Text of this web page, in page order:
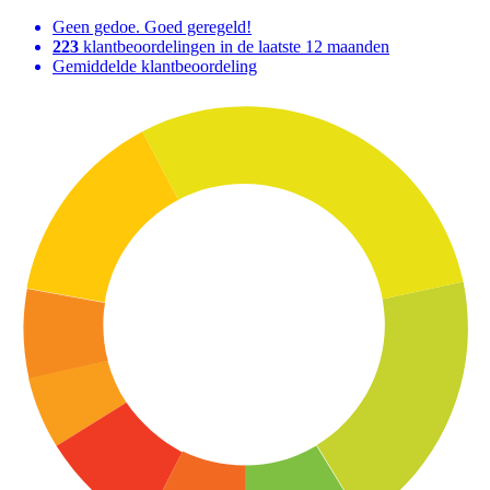
Geen gedoe. Goed geregeld!
223 klantbeoordelingen in de laatste 12 maanden
Gemiddelde klantbeoordeling